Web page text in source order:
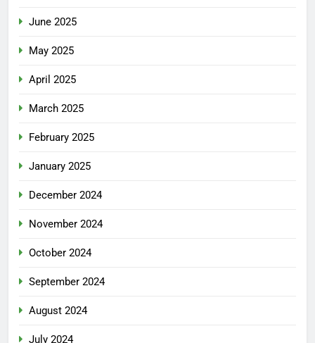
June 2025
May 2025
April 2025
March 2025
February 2025
January 2025
December 2024
November 2024
October 2024
September 2024
August 2024
July 2024